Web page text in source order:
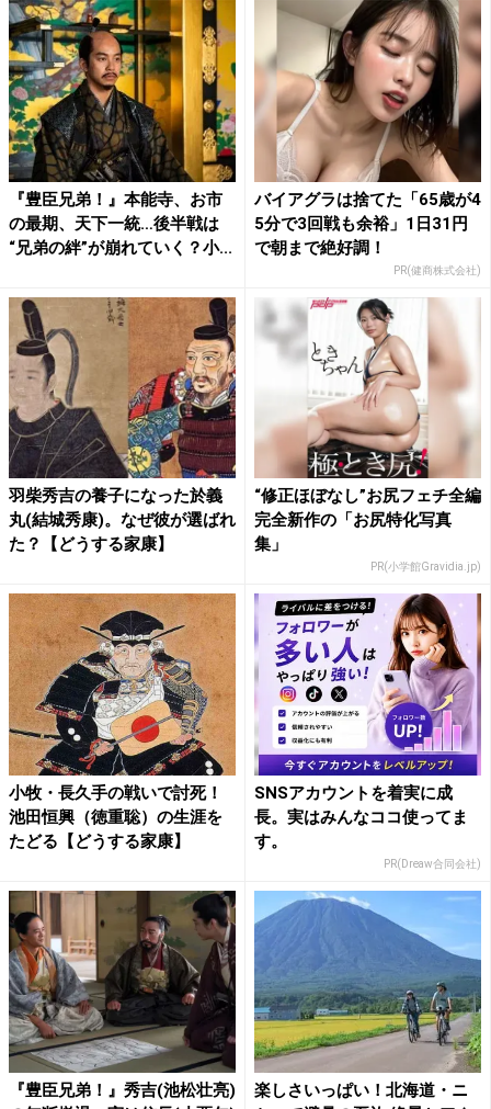
『豊臣兄弟！』本能寺、お市
の最期、天下一統…後半戦は
“兄弟の絆”が崩れていく？小...
バイアグラは捨てた「65歳が4
5分で3回戦も余裕」1日31円
で朝まで絶好調！
PR(健商株式会社)
羽柴秀吉の養子になった於義
丸(結城秀康)。なぜ彼が選ばれ
た？【どうする家康】
“修正ほぼなし”お尻フェチ全編
完全新作の「お尻特化写真
集」
PR(小学館Gravidia.jp)
小牧・長久手の戦いで討死！
池田恒興（徳重聡）の生涯を
たどる【どうする家康】
SNSアカウントを着実に成
長。実はみんなココ使ってま
す。
PR(Dreaw合同会社)
『豊臣兄弟！』秀吉(池松壮亮)
楽しさいっぱい！北海道・ニ